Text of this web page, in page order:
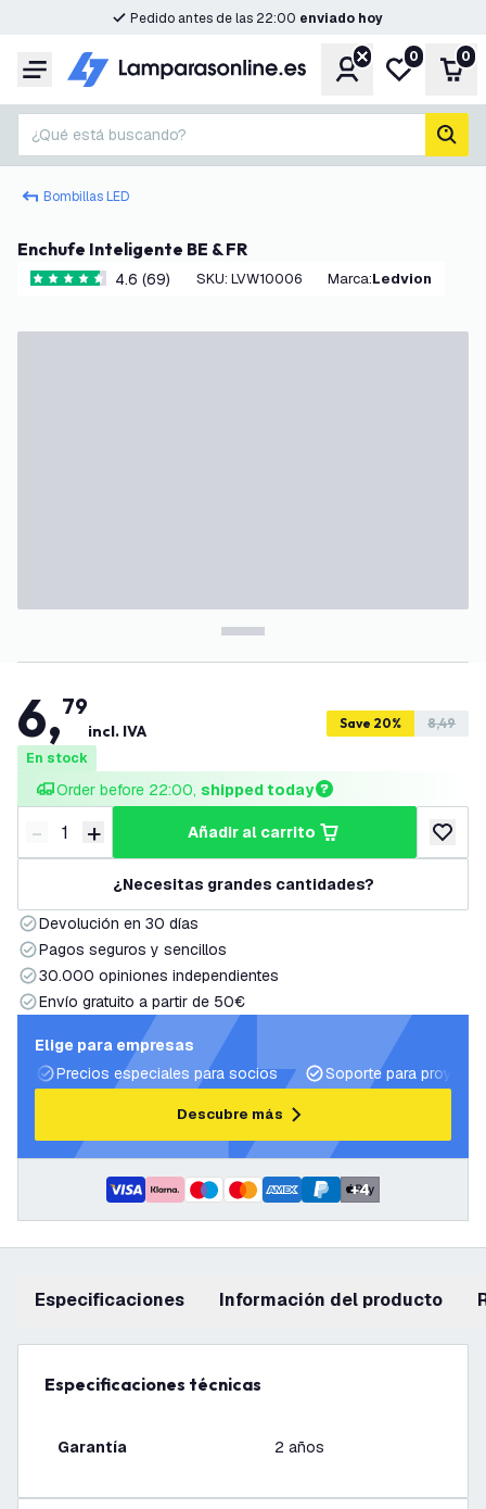
Pedido antes de las 22:00 enviado hoy
Menú CuentaMi lista de
0 0
¿Qué está buscando?
Bombillas LED
Enchufe Inteligente BE & FR
4.6 estrellas de puntuación
4.6 (69) SKU: LVW10006 Marca: Ledvion
6,79
incl. IVA Save 20% 8,49
En stock
Order before 22:00, shipped today
Disminuir cantidad
- Aumentar cantidad
+ añadir al carrito
añadir
¿Necesitas grandes cantidades?
Devolución en 30 días
Pagos seguros y sencillos
30.000 opiniones independientes
Envío gratuito a partir de 50€
Elige para empresas
Precios especiales para socios
Soporte para
Descubre más
+4
Especificaciones información del producto
Especificaciones técnicas
Garantía 2 años